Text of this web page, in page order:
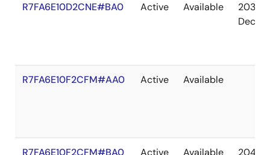
R7FA6E10D2CNE#BA0 Active Available
2036
Dec
R7FA6E10F2CFM#AA0 Active Available